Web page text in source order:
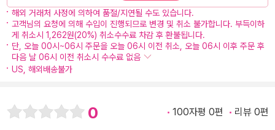
해외 거래처 사정에 의하여 품절/지연될 수도 있습니다.
고객님의 요청에 의해 수입이 진행되므로 변경 및 취소 불가합니다. 부득이하
게 취소시 1,262원(20%) 취소수수료 차감 후 환불됩니다.
단, 오늘 00시~06시 주문을 오늘 06시 이전 취소, 오늘 06시 이후 주문 후
다음 날 06시 이전 취소시 수수료 없음
US, 해외배송불가
0 100자평 0편 리뷰 0편